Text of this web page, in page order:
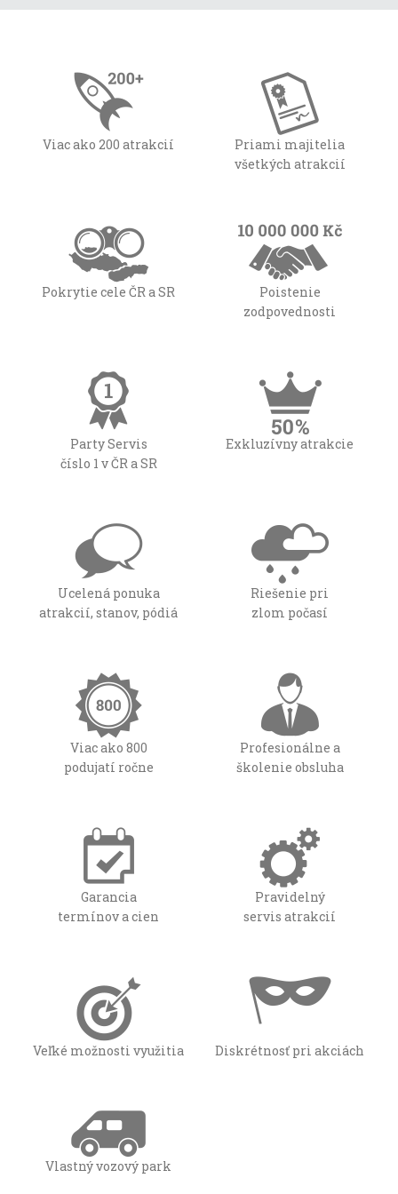
Viac ako 200 atrakcií
Priami majitelia
všetkých atrakcií
Pokrytie cele ČR a SR
Poistenie
zodpovednosti
Party Servis
číslo 1 v ČR a SR
Exkluzívny atrakcie
Ucelená ponuka
atrakcií, stanov, pódiá
Riešenie pri
zlom počasí
Viac ako 800
podujatí ročne
Profesionálne a
školenie obsluha
Garancia
termínov a cien
Pravidelný
servis atrakcií
Veľké možnosti využitia Diskrétnosť pri akciách
Vlastný vozový park